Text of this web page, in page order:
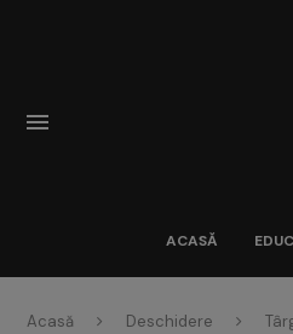
ACASĂ
Acasă Deschidere